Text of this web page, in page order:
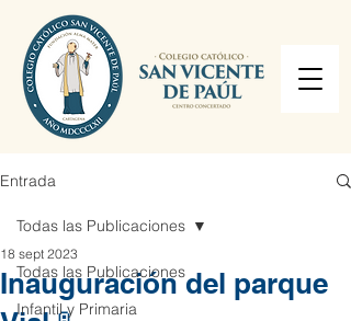
Entrada
Todas las Publicaciones
Infantil y Primaria
Todas las Publicaciones
Inauguración del parque
18 sept 2023